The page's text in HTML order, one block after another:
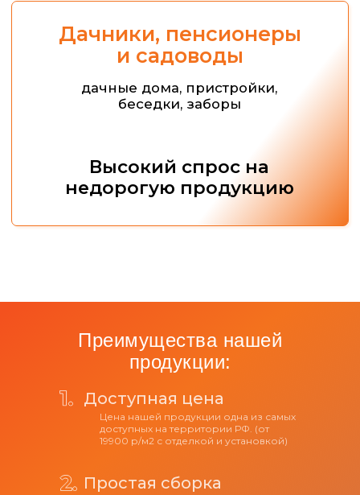
Преимущества нашей
продукции:
Простая сборка
Доступная цена
Цена нашей продукции одна из самых
доступных на территории РФ. (от
19900 р/м2 с отделкой и установкой)
Ваши контакты для связи
ОТПРАВИТЬ